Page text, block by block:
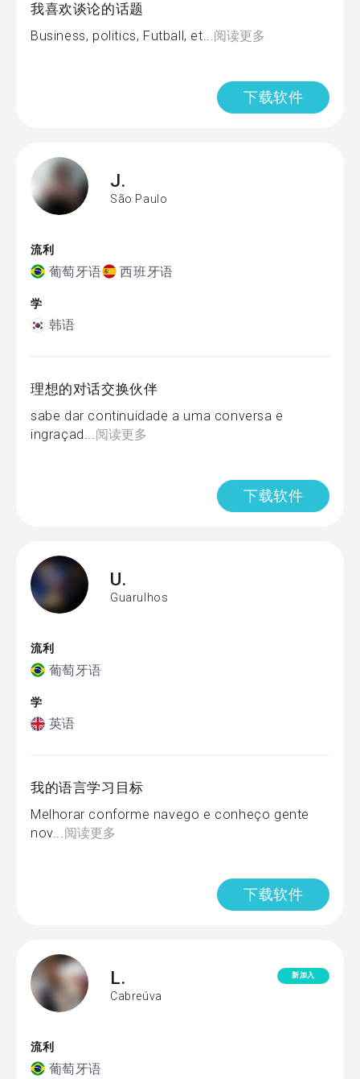
我喜欢谈论的话题
Business, politics, Futball, et...阅读更多
下载软件
J.
São Paulo
流利
葡萄牙语 西班牙语
学
韩语
理想的对话交换伙伴
sabe dar continuidade a uma conversa e
ingraçad...阅读更多
下载软件
U.
Guarulhos
流利
葡萄牙语
学
英语
我的语言学习目标
Melhorar conforme navego e conheço gente
nov...阅读更多
下载软件
L.
Cabreúva
新加入
流利
葡萄牙语